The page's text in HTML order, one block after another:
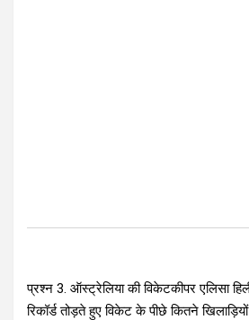
प्रश्न 3. ऑस्ट्रेलिया की विकेटकीपर एलिसा
रिकॉर्ड तोड़ते हुए विकेट के पीछे कितने